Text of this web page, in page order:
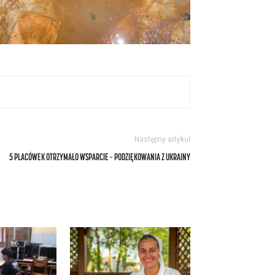
Następny artykuł
5 PLACÓWEK OTRZYMAŁO WSPARCIE – PODZIĘKOWANIA Z UKRAINY